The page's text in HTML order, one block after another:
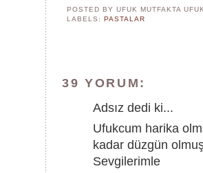
POSTED BY UFUK MUTFAKTA
LABELS:PASTALAR
39 YORUM:
Adsız dedi ki...
Ufukcum harika
kadar düzgün olmuş
Sevgilerimle